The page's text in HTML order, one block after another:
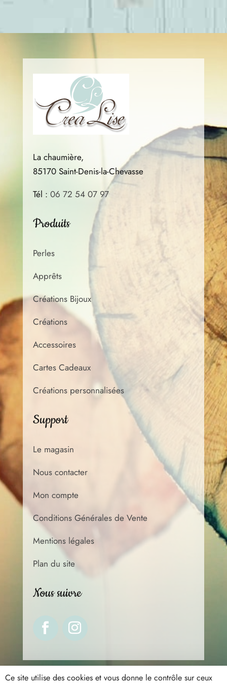
sur
La chaumière,
85170 Saint-Denis-la-Chevasse
Tél : 06 72 54 07 97
Produits
Perles
Apprêts
Créations Bijoux
Créations
Accessoires
Cartes Cadeaux
Créations personnalisées
Support
Le magasin
Nous contacter
Mon compte
Conditions Générales de Vente
Mentions légales
Plan du site
Nous suivre
Ce site utilise des cookies et vous donne le contrôle sur ceux